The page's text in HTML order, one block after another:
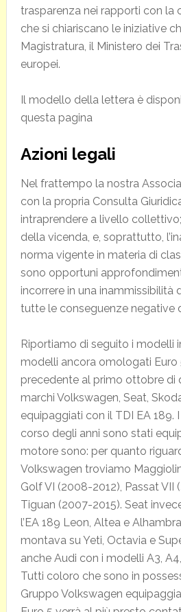
trasparenza nei rapporti con la
che si chiariscano le iniziative
Magistratura, il Ministero dei
europei.
Il modello della lettera è
questa pagina
Azioni legali
Nel frattempo la nostra
con la propria Consulta
intraprendere a livello
della vicenda, e, soprattutto,
norma vigente in materia di
sono opportuni
incorrere in una inammissibilità
tutte le conseguenze negative
Riportiamo di seguito i modelli
modelli ancora omologati Euro
precedente al primo ottobre di
marchi Volkswagen, Seat,
equipaggiati con il TDI EA 189.
corso degli anni sono stati
motore sono: per quanto
Volkswagen troviamo
Golf VI (2008-2012), Passat VII
Tiguan (2007-2015). Seat
l’EA 189 Leon, Altea e
montava su Yeti, Octavia e
anche Audi con i modelli A3,
Tutti coloro che sono in
Gruppo Volkswagen